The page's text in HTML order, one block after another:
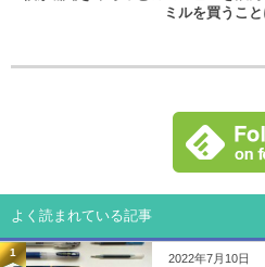
ミルを買うこ
よく読まれている記事
1 2022年7月10日